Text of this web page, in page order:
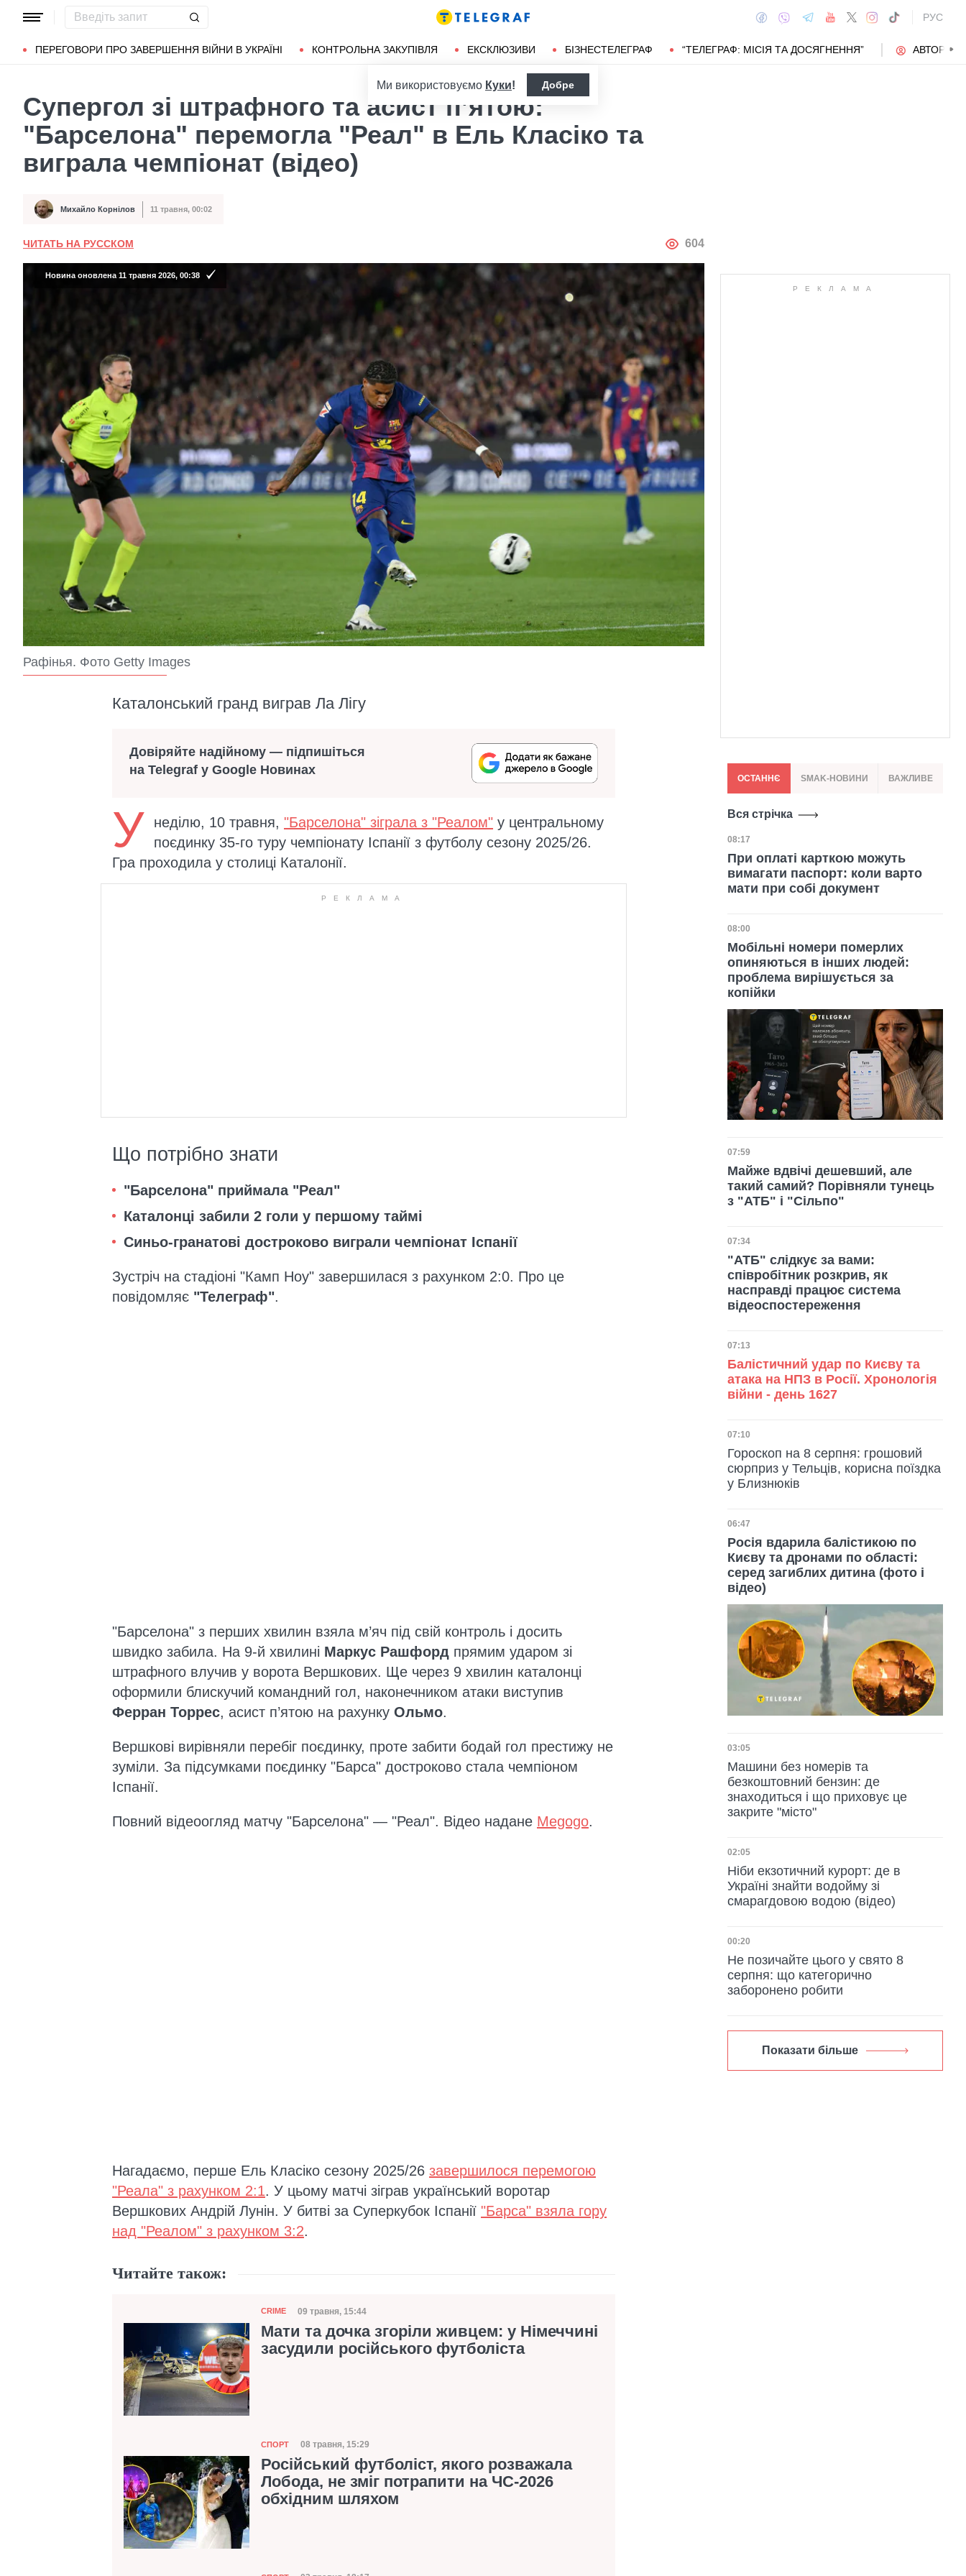
РУС
ПЕРЕГОВОРИ ПРО ЗАВЕРШЕННЯ ВІЙНИ В УКРАЇНІ КОНТРОЛЬНА ЗАКУПІВЛЯ ЕКСКЛЮЗИВИ БІЗНЕСТЕЛЕГРАФ “ТЕЛЕГРАФ: МІСІЯ ТА ДОСЯГНЕННЯ” АВТОРИ
Популярні запити Маріуполь Донбас
Ми використовуємо Куки! Добре
Супергол зі штрафного та асист п’ятою:
"Барселона" перемогла "Реал" в Ель Класіко та
виграла чемпіонат (відео)
Автор Михайло Корнілов
Дата публікації 11 травня, 00:02
ЧИТАТЬ НА РУССКОМ АВТОР
604
Новина оновлена 11 травня 2026, 00:38
Рафінья. Фото Getty Images
Каталонський гранд виграв Ла Лігу
Довіряйте надійному — підпишіться
на Telegraf у Google Новинах
У неділю, 10 травня, "Барселона" зіграла з "Реалом" у центральному
поєдинку 35-го туру чемпіонату Іспанії з футболу сезону 2025/26.
Гра проходила у столиці Каталонії.
Що потрібно знати
"Барселона" приймала "Реал"
Каталонці забили 2 голи у першому таймі
Синьо-гранатові достроково виграли чемпіонат Іспанії
Зустріч на стадіоні "Камп Ноу" завершилася з рахунком 2:0. Про це
повідомляє "Телеграф".
"Барселона" з перших хвилин взяла м’яч під свій контроль і досить
швидко забила. На 9-й хвилині Маркус Рашфорд прямим ударом зі
штрафного влучив у ворота Вершкових. Ще через 9 хвилин каталонці
оформили блискучий командний гол, наконечником атаки виступив
Ферран Торрес, асист п’ятою на рахунку Ольмо.
Вершкові вирівняли перебіг поєдинку, проте забити бодай гол престижу не
зуміли. За підсумками поєдинку "Барса" достроково стала чемпіоном
Іспанії.
Повний відеоогляд матчу "Барселона" — "Реал". Відео надане Megogo.
Нагадаємо, перше Ель Класіко сезону 2025/26 завершилося перемогою
"Реала" з рахунком 2:1. У цьому матчі зіграв український воротар
Вершкових Андрій Лунін. У битві за Суперкубок Іспанії "Барса" взяла гору
над "Реалом" з рахунком 3:2.
Читайте також:
Категорія
CRIME Дата публікації
09 травня, 15:44
Мати та дочка згоріли живцем: у Німеччині
засудили російського футболіста
Категорія
СПОРТ Дата публікації
08 травня, 15:29
Російський футболіст, якого розважала
Лобода, не зміг потрапити на ЧС-2026
обхідним шляхом
ОСТАННЄ SMAK-НОВИНИ ВАЖЛИВЕ
Вся стрічка
Дата публікації
08:17
При оплаті карткою можуть
вимагати паспорт: коли варто
мати при собі документ
Дата публікації
08:00
Мобільні номери померлих
опиняються в інших людей:
проблема вирішується за
копійки
Дата публікації
07:59
Майже вдвічі дешевший, але
такий самий? Порівняли тунець
з "АТБ" і "Сільпо"
Дата публікації
07:34
"АТБ" слідкує за вами:
співробітник розкрив, як
насправді працює система
відеоспостереження
Дата публікації
07:13
Балістичний удар по Києву та
атака на НПЗ в Росії. Хронологія
війни - день 1627
Дата публікації
07:10
Гороскоп на 8 серпня: грошовий
сюрприз у Тельців, корисна поїздка
у Близнюків
Дата публікації
06:47
Росія вдарила балістикою по
Києву та дронами по області:
серед загиблих дитина (фото і
відео)
Дата публікації
03:05
Машини без номерів та
безкоштовний бензин: де
знаходиться і що приховує це
закрите "місто"
Дата публікації
02:05
Ніби екзотичний курорт: де в
Україні знайти водойму зі
смарагдовою водою (відео)
Дата публікації
00:20
Не позичайте цього у свято 8
серпня: що категорично
заборонено робити
Показати більше